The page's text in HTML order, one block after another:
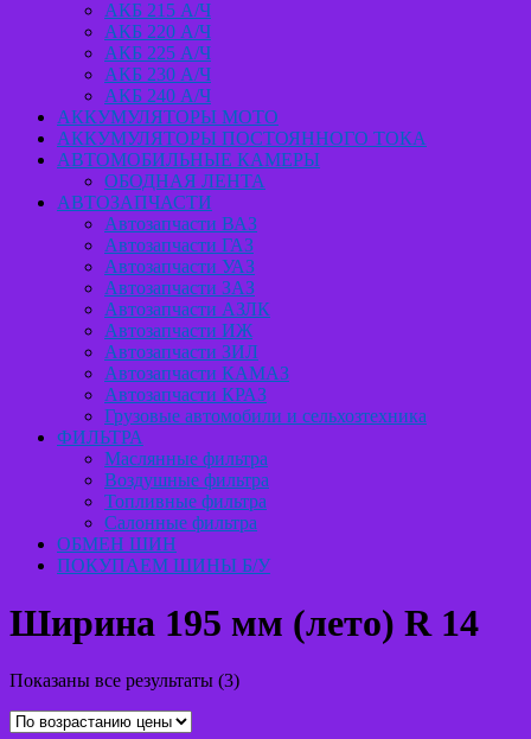
АКБ 215 А/Ч
АКБ 220 А/Ч
АКБ 225 А/Ч
АКБ 230 А/Ч
АКБ 240 А/Ч
АККУМУЛЯТОРЫ МОТО
АККУМУЛЯТОРЫ ПОСТОЯННОГО ТОКА
АВТОМОБИЛЬНЫЕ КАМЕРЫ
ОБОДНАЯ ЛЕНТА
АВТОЗАПЧАСТИ
Автозапчасти ВАЗ
Автозапчасти ГАЗ
Автозапчасти УАЗ
Автозапчасти ЗАЗ
Автозапчасти АЗЛК
Автозапчасти ИЖ
Автозапчасти ЗИЛ
Автозапчасти КАМАЗ
Автозапчасти КРАЗ
Грузовые автомобили и сельхозтехника
ФИЛЬТРА
Маслянные фильтра
Воздушные фильтра
Топливные фильтра
Салонные фильтра
ОБМЕН ШИН
ПОКУПАЕМ ШИНЫ Б/У
Ширина 195 мм (лето) R 14
Показаны все результаты (3)Цены: